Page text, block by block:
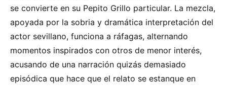
se convierte en su Pepito Grillo particular. La mezcla,
apoyada por la sobria y dramática interpretación del
actor sevillano, funciona a ráfagas, alternando
momentos inspirados con otros de menor interés,
acusando de una narración quizás demasiado
episódica que hace que el relato se estanque en